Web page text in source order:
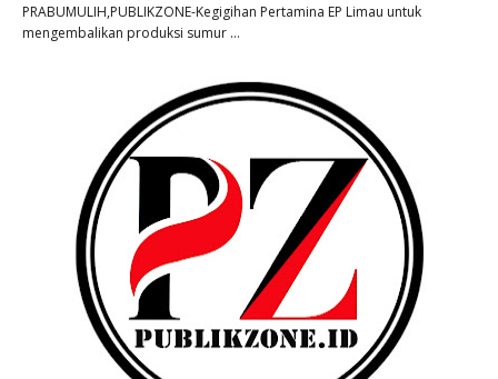
PRABUMULIH,PUBLIKZONE-Kegigihan Pertamina EP Limau untuk
mengembalikan produksi sumur …